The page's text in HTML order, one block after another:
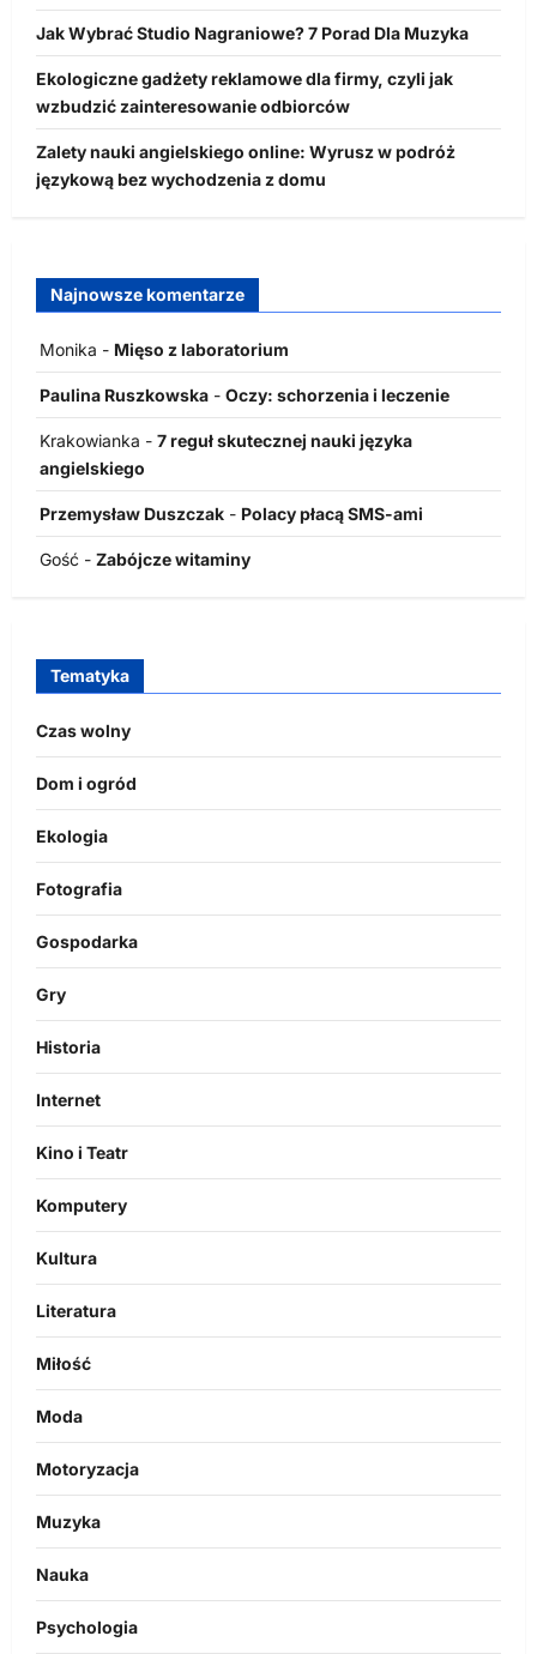
Jak Wybrać Studio Nagraniowe? 7 Porad Dla Muzyka
Ekologiczne gadżety reklamowe dla firmy, czyli jak
wzbudzić zainteresowanie odbiorców
Zalety nauki angielskiego online: Wyrusz w podróż
językową bez wychodzenia z domu
Najnowsze komentarze
Monika - Mięso z laboratorium
Paulina Ruszkowska - Oczy: schorzenia i leczenie
Krakowianka - 7 reguł skutecznej nauki języka
angielskiego
Przemysław Duszczak - Polacy płacą SMS-ami
Gość - Zabójcze witaminy
Tematyka
Czas wolny
Dom i ogród
Ekologia
Fotografia
Gospodarka
Gry
Historia
Internet
Kino i Teatr
Komputery
Kultura
Literatura
Miłość
Moda
Motoryzacja
Muzyka
Nauka
Psychologia